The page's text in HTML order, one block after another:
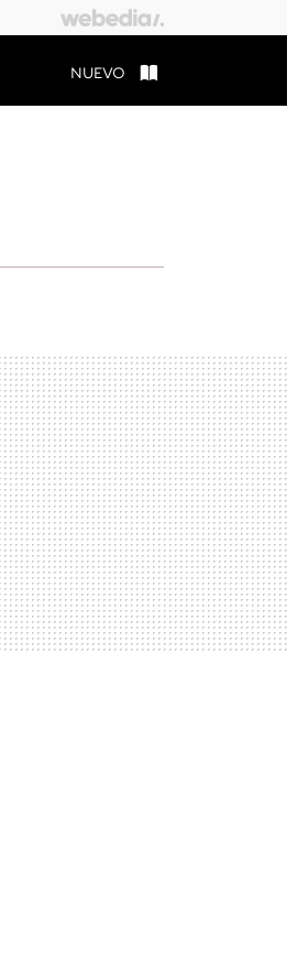
NUEVO